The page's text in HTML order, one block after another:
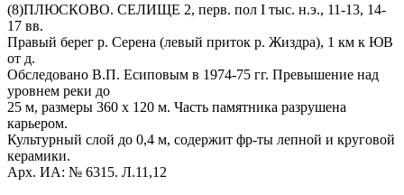
(8)ПЛЮСКОВО. СЕЛИЩЕ 2, перв. пол I тыс. н.э., 11-13, 14-
17 вв.
Правый берег р. Серена (левый приток р. Жиздра), 1 км к ЮВ
от д.
Обследовано В.П. Есиповым в 1974-75 гг. Превышение над
уровнем реки до
25 м, размеры 360 х 120 м. Часть памятника разрушена
карьером.
Культурный слой до 0,4 м, содержит фр-ты лепной и круговой
керамики.
Арх. ИА: № 6315. Л.11,12